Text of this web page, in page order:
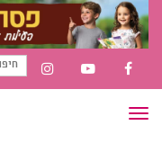
FACEBOOK
YOUTUBE
INSTAGRAM
חיפוש
תפריט